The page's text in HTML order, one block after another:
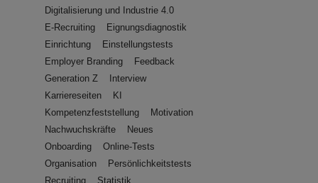
Digitalisierung und Industrie 4.0
E-Recruiting
Eignungsdiagnostik
Einrichtung
Einstellungstests
Employer Branding
Feedback
Generation Z
Interview
Karriereseiten
KI
Kompetenzfeststellung
Motivation
Nachwuchskräfte
Neues
Onboarding
Online-Tests
Organisation
Persönlichkeitstests
Recruiting
Statistik